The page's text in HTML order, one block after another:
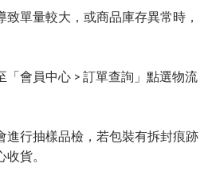
致單量較大，或商品庫存異常時，
「會員中心 > 訂單查詢」點選物流
進行抽樣品檢，若包裝有拆封痕跡
貨。